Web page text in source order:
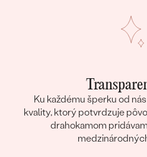
Ku každému šperku od
kvality, ktorý potvrdzuje
drahokamom